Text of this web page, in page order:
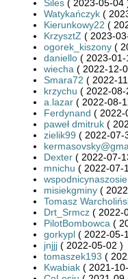
Siles ( 2023-05-04
Watykańczyk (
Kierunkowy22 (
KrzysztZ ( 2023-
ogorek_kiszony (
daniello ( 2023-01-
wiecha ( 2022-12-
Smara72 ( 2022-
krzychu ( 2022-08-
a.lazar ( 2022-08-
Ferdynand ( 2022-
paweł dmitruk (
zielik99 ( 2022-07-
Dexter ( 2022-07-
mnichu ( 2022-07-
wspodnicynaszosie
misiekgminy (
Tomasz
Drt_Srmcz ( 2022-
PilotBombowca (
gorkypl ( 2022-05-
jnjjj ( 2022-05-02 )
tomaszek193 (
Kwabiak ( 2021-